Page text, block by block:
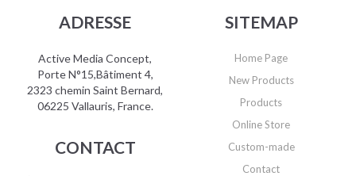
ADRESSE
Active Media Concept,
Porte N°15,Bâtiment 4,
2323 chemin Saint Bernard,
06225 Vallauris, France.
CONTACT
SITEMAP
Home Page
New Products
Products
Online Store
Custom-made
Contact